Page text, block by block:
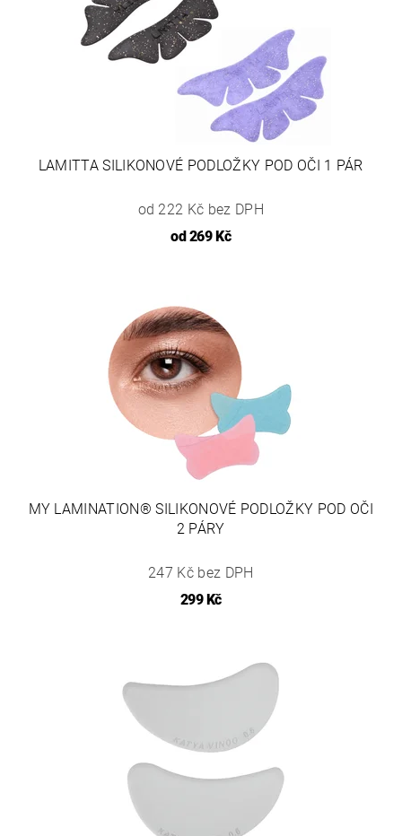
LAMITTA SILIKONOVÉ PODLOŽKY POD OČI 1 PÁR
od 222 Kč bez DPH
od269 Kč
MY LAMINATION® SILIKONOVÉ PODLOŽKY POD OČI
2 PÁRY
247 Kč bez DPH
299 Kč